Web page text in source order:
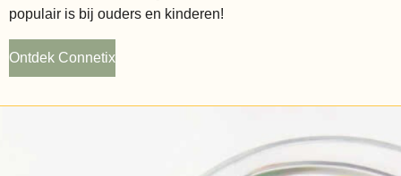
populair is bij ouders en kinderen!
Ontdek Connetix